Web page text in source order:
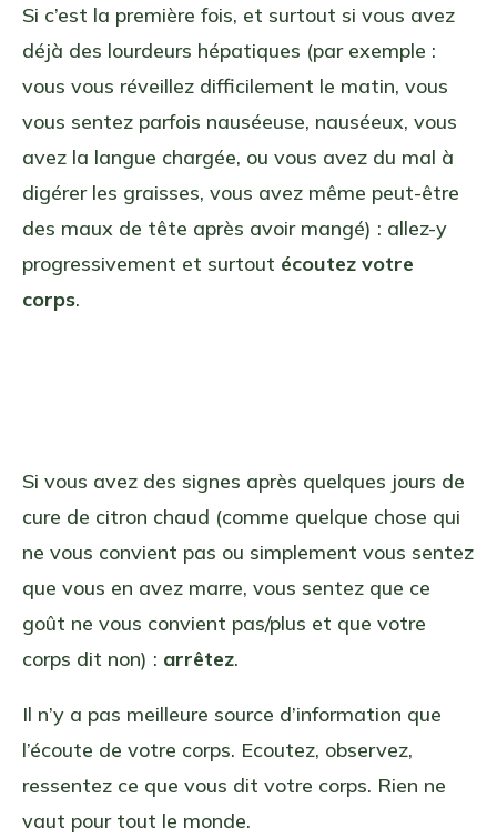
Si c’est la première fois, et surtout si vous avez
déjà des lourdeurs hépatiques (par exemple :
vous vous réveillez difficilement le matin, vous
vous sentez parfois nauséeuse, nauséeux, vous
avez la langue chargée, ou vous avez du mal à
digérer les graisses, vous avez même peut-être
des maux de tête après avoir mangé) : allez-y
progressivement et surtout écoutez votre
corps.
Si vous avez des signes après quelques jours de
cure de citron chaud (comme quelque chose qui
ne vous convient pas ou simplement vous sentez
que vous en avez marre, vous sentez que ce
goût ne vous convient pas/plus et que votre
corps dit non) : arrêtez.
Il n’y a pas meilleure source d’information que
l’écoute de votre corps. Ecoutez, observez,
ressentez ce que vous dit votre corps. Rien ne
vaut pour tout le monde.